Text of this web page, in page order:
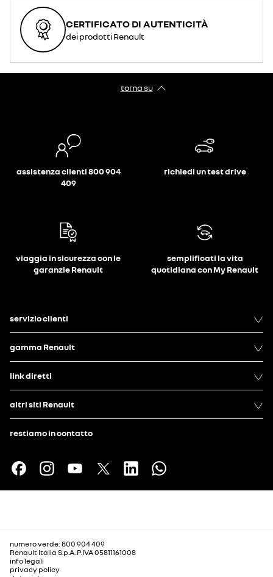
CERTIFICATO DI AUTENTICITÀ
dei prodotti Renault
torna su
assistenza clienti 800 904
409
richiedi un test drive
viaggia in sicurezza con le
garanzie Renault
semplificati la vita
quotidiana con My Renault
servizio clienti
gamma Renault
link diretti
altri siti Renault
restiamo in contatto
numero verde: 800 904 409
Renault Italia S.p.A. P.IVA 05811161008
info legali
privacy policy